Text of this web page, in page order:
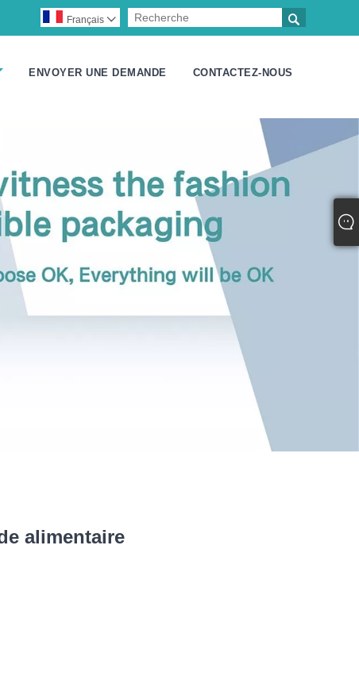

Français 
ENVOYER UNE DEMANDE CONTACTEZ-NOUS
alimentaire